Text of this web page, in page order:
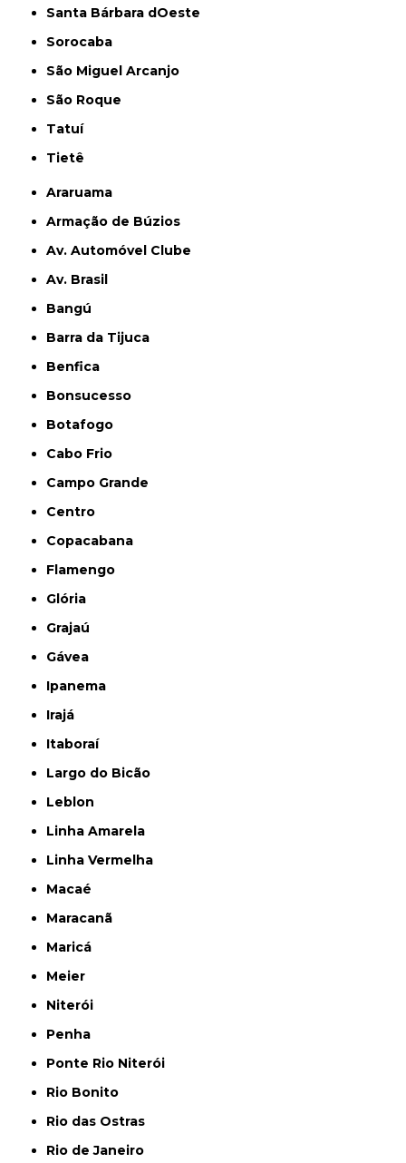
Santa Bárbara dOeste
Sorocaba
São Miguel Arcanjo
São Roque
Tatuí
Tietê
Araruama
Armação de Búzios
Av. Automóvel Clube
Av. Brasil
Bangú
Barra da Tijuca
Benfica
Bonsucesso
Botafogo
Cabo Frio
Campo Grande
Centro
Copacabana
Flamengo
Glória
Grajaú
Gávea
Ipanema
Irajá
Itaboraí
Largo do Bicão
Leblon
Linha Amarela
Linha Vermelha
Macaé
Maracanã
Maricá
Meier
Niterói
Penha
Ponte Rio Niterói
Rio Bonito
Rio das Ostras
Rio de Janeiro